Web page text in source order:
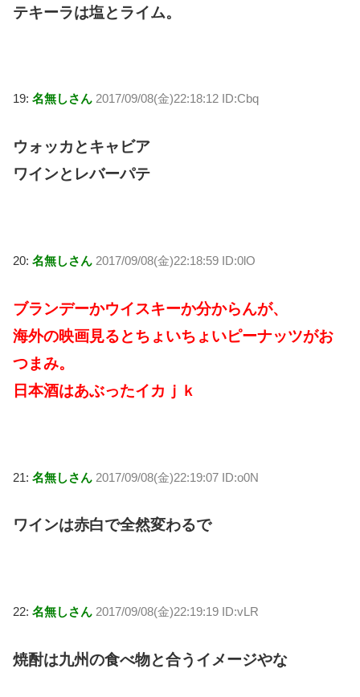
テキーラは塩とライム。
19: 名無しさん 2017/09/08(金)22:18:12 ID:Cbq
ウォッカとキャビア
ワインとレバーパテ
20: 名無しさん 2017/09/08(金)22:18:59 ID:0lO
ブランデーかウイスキーか分からんが、
海外の映画見るとちょいちょいピーナッツがお
つまみ。
日本酒はあぶったイカｊｋ
21: 名無しさん 2017/09/08(金)22:19:07 ID:o0N
ワインは赤白で全然変わるで
22: 名無しさん 2017/09/08(金)22:19:19 ID:vLR
焼酎は九州の食べ物と合うイメージやな